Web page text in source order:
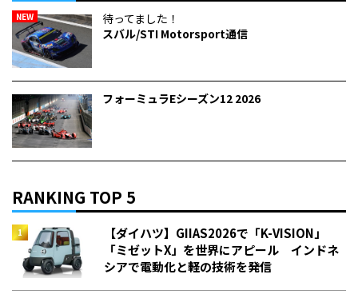
NEW
待ってました！
スバル/STI Motorsport通信
フォーミュラEシーズン12 2026
RANKING TOP 5
【ダイハツ】GIIAS2026で「K-VISION」
「ミゼットX」を世界にアピール インドネ
シアで電動化と軽の技術を発信